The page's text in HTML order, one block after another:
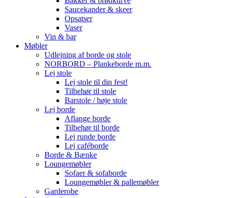
Saucekander & skeer
Opsatser
Vaser
Vin & bar
Møbler
Udlejning af borde og stole
NORBORD – Plankeborde m.m.
Lej stole
Lej stole til din fest!
Tilbehør til stole
Barstole / høje stole
Lej borde
Aflange borde
Tilbehør til borde
Lej runde borde
Lej caféborde
Borde & Bænke
Loungemøbler
Sofaer & sofaborde
Loungemøbler & pallemøbler
Garderobe